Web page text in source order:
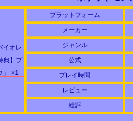
プラットフォーム
メーカー
ジャンル
公式
プレイ時間
レビュー
総評